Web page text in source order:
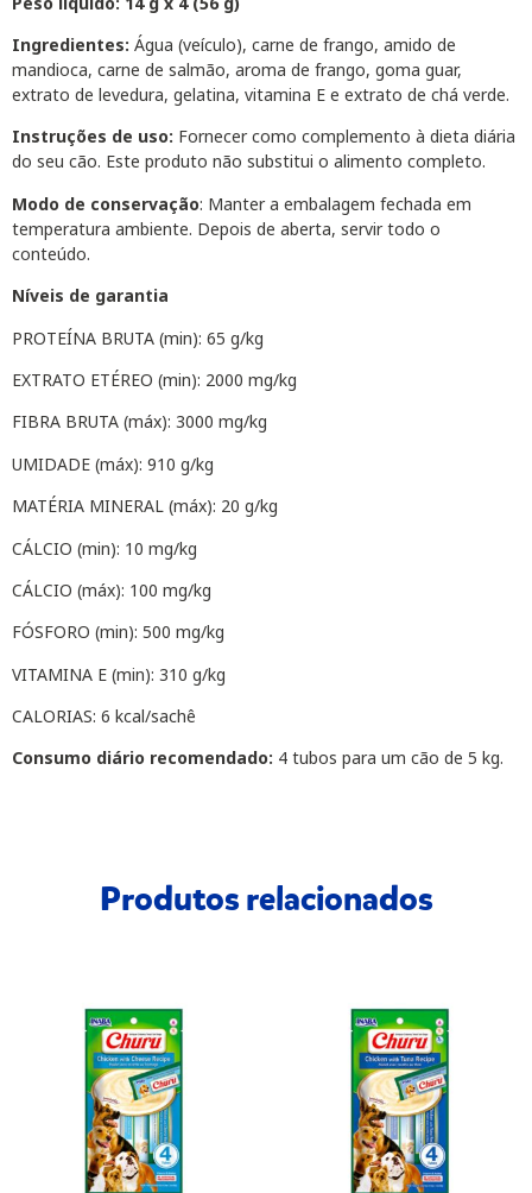
Ingredientes: Água (veículo), carne de frango, amido de
mandioca, carne de salmão, aroma de frango, goma guar,
extrato de levedura, gelatina, vitamina E e extrato de chá verde.
Instruções de uso: Fornecer como complemento à dieta diária
do seu cão. Este produto não substitui o alimento completo.
Modo de conservação: Manter a embalagem fechada em
temperatura ambiente. Depois de aberta, servir todo o
conteúdo.
Níveis de garantia
PROTEÍNA BRUTA (min): 65 g/kg
EXTRATO ETÉREO (min): 2000 mg/kg
FIBRA BRUTA (máx): 3000 mg/kg
UMIDADE (máx): 910 g/kg
MATÉRIA MINERAL (máx): 20 g/kg
CÁLCIO (min): 10 mg/kg
CÁLCIO (máx): 100 mg/kg
FÓSFORO (min): 500 mg/kg
VITAMINA E (min): 310 g/kg
CALORIAS: 6 kcal/sachê
Consumo diário recomendado: 4 tubos para um cão de 5 kg.
Produtos relacionados